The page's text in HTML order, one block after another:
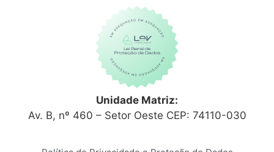
Unidade Matriz:
Av. B, nº 460 – Setor Oeste CEP: 74110-030